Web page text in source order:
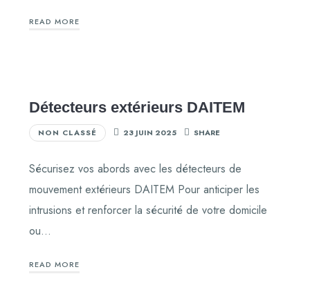
READ MORE
Détecteurs extérieurs DAITEM
NON CLASSÉ 23 JUIN 2025 SHARE
Sécurisez vos abords avec les détecteurs de
mouvement extérieurs DAITEM Pour anticiper les
intrusions et renforcer la sécurité de votre domicile
ou…
READ MORE